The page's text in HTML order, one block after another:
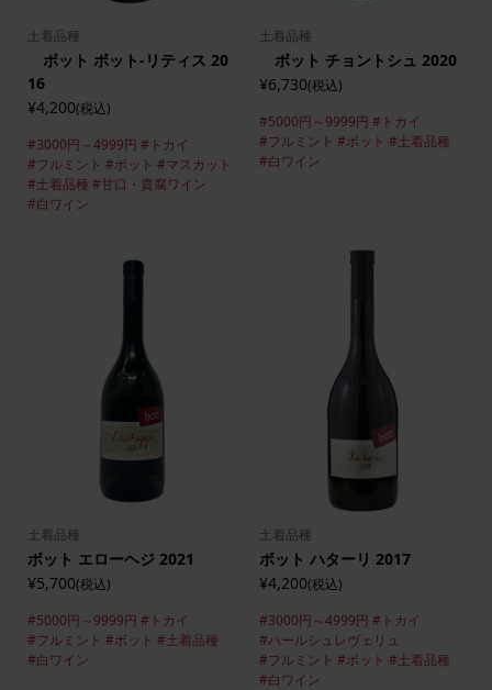
土着品種
ボット ボット-リティス 20
16
¥4,200(税込)
#3000円～4999円 #トカイ
#フルミント #ボット #マスカット
#土着品種 #甘口・貴腐ワイン
#白ワイン
土着品種
ボット チョントシュ 2020
¥6,730(税込)
#5000円～9999円 #トカイ
#フルミント #ボット #土着品種
#白ワイン
土着品種
ボット エローヘジ 2021
¥5,700(税込)
#5000円～9999円 #トカイ
#フルミント #ボット #土着品種
#白ワイン
土着品種
ボット ハターリ 2017
¥4,200(税込)
#3000円～4999円 #トカイ
#ハールシュレヴェリュ
#フルミント #ボット #土着品種
#白ワイン